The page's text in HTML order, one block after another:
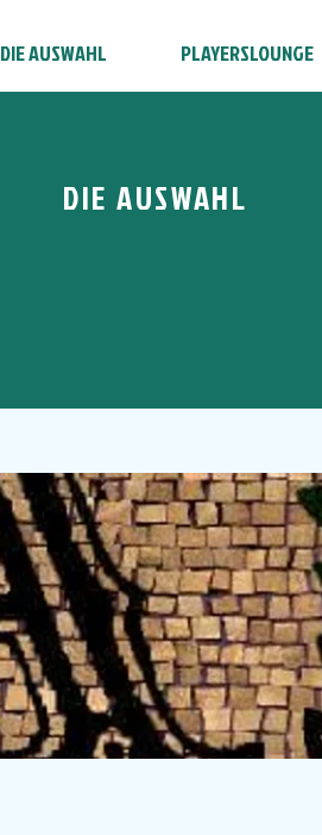
DIE AUSWAHL PLAYERSLOUNGE
DIE AUSWAHL